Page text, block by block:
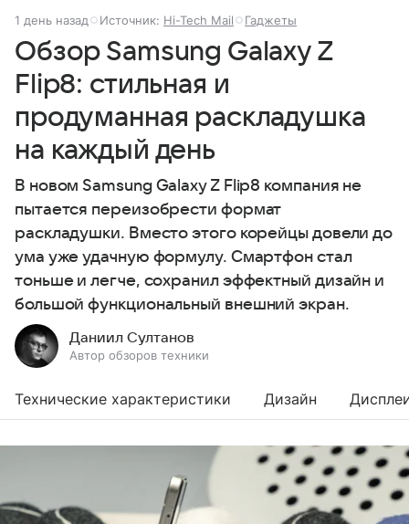
1 день назад Источник: Hi-Tech Mail Гаджеты
Обзор Samsung Galaxy Z
Flip8: стильная и
продуманная раскладушка
на каждый день
В новом Samsung Galaxy Z Flip8 компания не
пытается переизобрести формат
раскладушки. Вместо этого корейцы довели до
ума уже удачную формулу. Смартфон стал
тоньше и легче, сохранил эффектный дизайн и
большой функциональный внешний экран.
Даниил Султанов
Автор обзоров техники
Технические характеристики Дизайн